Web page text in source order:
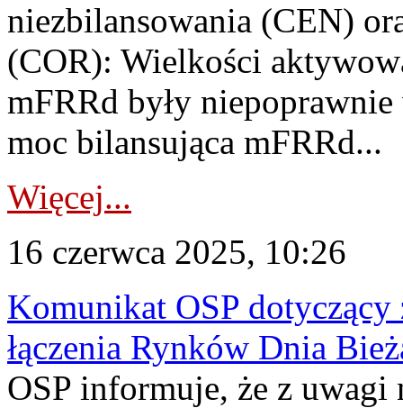
niezbilansowania (CEN)
(COR): Wielkości
mFRRd były
moc bilansująca mFRRd...
Więcej...
16 czerwca 2025, 10:26
Komunikat OSP dotyczący
łączenia Rynków Dnia
OSP informuje, że z uwagi